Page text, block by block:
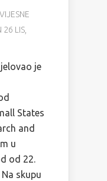
26 LIS,
je
States
and
u
od 22.
skupu